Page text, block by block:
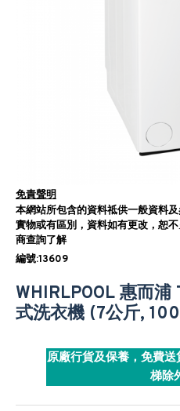
免責聲明
本網站所包含的資料祗供一般資料
實物或有區別，資料如有更改，恕
商查詢了解
編號:13609
WHIRLPOOL 惠而
式洗衣機 (7公斤,
原廠行貨及保養，免費
梯除